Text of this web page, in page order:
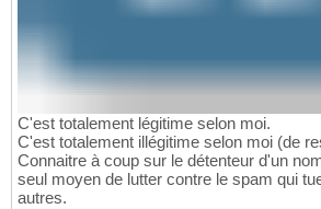
C'est totalement légitime selon moi.
C'est totalement illégitime selon moi (de
Connaitre à coup sur le détenteur d'un
seul moyen de lutter contre le spam qui
autres.